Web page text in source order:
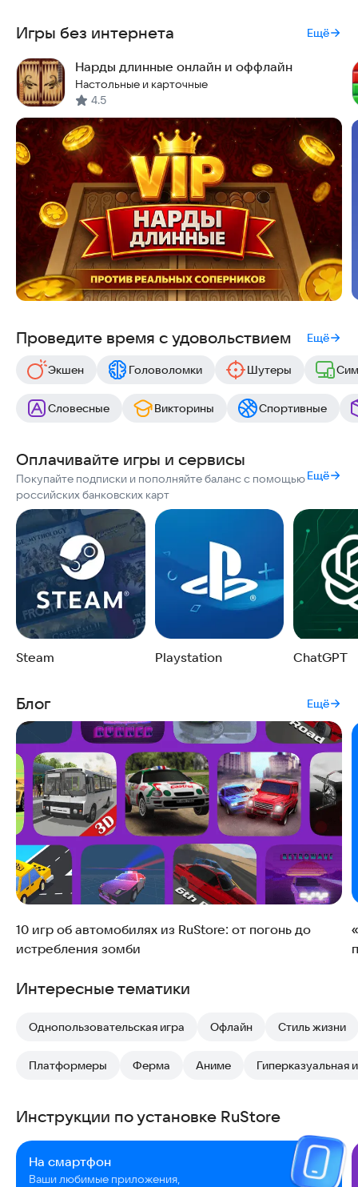
Игры без интернета Ещё
Нарды длинные онлайн и оффлайн
Настольные и карточные
4.5
Проведите время с удовольствием Ещё
Экшен Головоломки Шутеры
Словесные Викторины Спортивные
Оплачивайте игры и сервисы
Покупайте подписки и пополняйте баланс с помощью
российских банковских карт
Ещё
Steam Playstation ChatGPT
Блог Ещё
10 игр об автомобилях из RuStore: от погонь до
истребления зомби
Интересные тематики
Однопользовательская игра Офлайн Стиль жизни
Платформеры Ферма Аниме Гиперказуальная
Инструкции по установке RuStore
На смартфон
Ваши любимые приложения,